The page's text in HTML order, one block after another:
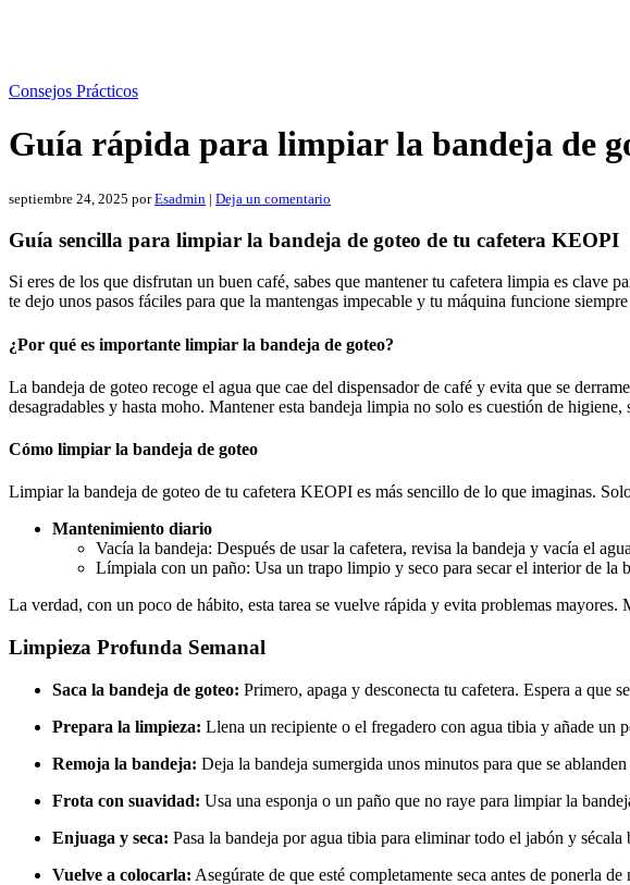
Consejos Prácticos
Guía rápida para limpiar la bandeja de
septiembre 24, 2025 porEsadmin | Deja un comentario
Guía sencilla para limpiar la bandeja de goteo de tu cafetera KEOPI
Si eres de los que disfrutan un buen café, sabes que mantener tu cafetera limpia es
te dejo unos pasos fáciles para que la mantengas impecable y tu máquina funcione
¿Por qué es importante limpiar la bandeja de goteo?
La bandeja de goteo recoge el agua que cae del dispensador de café y evita que se
desagradables y hasta moho. Mantener esta bandeja limpia no solo es cuestión de
Cómo limpiar la bandeja de goteo
Limpiar la bandeja de goteo de tu cafetera KEOPI es más sencillo de lo que imaginas.
Mantenimiento diario
Vacía la bandeja: Después de usar la cafetera, revisa la bandeja y vacía el
Límpiala con un paño: Usa un trapo limpio y seco para secar el interior de la
La verdad, con un poco de hábito, esta tarea se vuelve rápida y evita problemas mayores.
Limpieza Profunda Semanal
Saca la bandeja de goteo: Primero, apaga y desconecta tu cafetera. Espera a que
Prepara la limpieza: Llena un recipiente o el fregadero con agua tibia y añade un
Remoja la bandeja: Deja la bandeja sumergida unos minutos para que se
Frota con suavidad: Usa una esponja o un paño que no raye para limpiar la
Enjuaga y seca: Pasa la bandeja por agua tibia para eliminar todo el jabón y
Vuelve a colocarla: Asegúrate de que esté completamente seca antes de ponerla de